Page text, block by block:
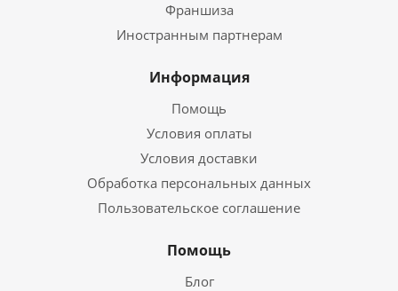
Франшиза
Иностранным партнерам
Информация
Помощь
Условия оплаты
Условия доставки
Обработка персональных данных
Пользовательское соглашение
Помощь
Блог